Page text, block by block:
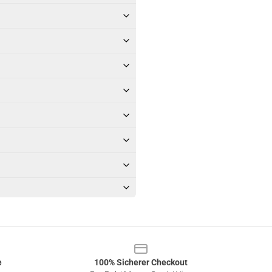
100% Sicherer Checkout